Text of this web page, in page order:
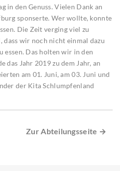
in den Genuss. Vielen Dank an
sponserte. Wer wollte, konnte
Die Zeit verging viel zu
dass wir noch nicht einmal dazu
essen. Das holten wir in den
das Jahr 2019 zu dem Jahr, an
am 01. Juni, am 03. Juni und
der Kita Schlumpfenland
Zur Abteilungsseite →